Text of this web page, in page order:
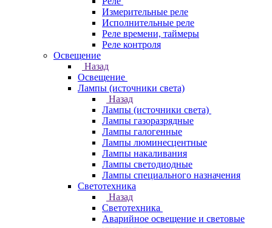
Измерительные реле
Исполнительные реле
Реле времени, таймеры
Реле контроля
Освещение
Назад
Освещение
Лампы (источники света)
Назад
Лампы (источники света)
Лампы газоразрядные
Лампы галогенные
Лампы люминесцентные
Лампы накаливания
Лампы светодиодные
Лампы специального назначения
Светотехника
Назад
Светотехника
Аварийное освещение и световые